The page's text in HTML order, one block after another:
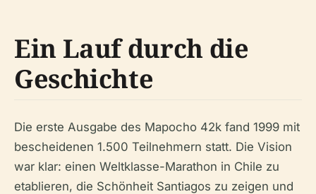
Ein Lauf durch die
Geschichte
Die erste Ausgabe des Mapocho 42k fand 1999 mit
bescheidenen 1.500 Teilnehmern statt. Die Vision
war klar: einen Weltklasse-Marathon in Chile zu
etablieren, die Schönheit Santiagos zu zeigen und